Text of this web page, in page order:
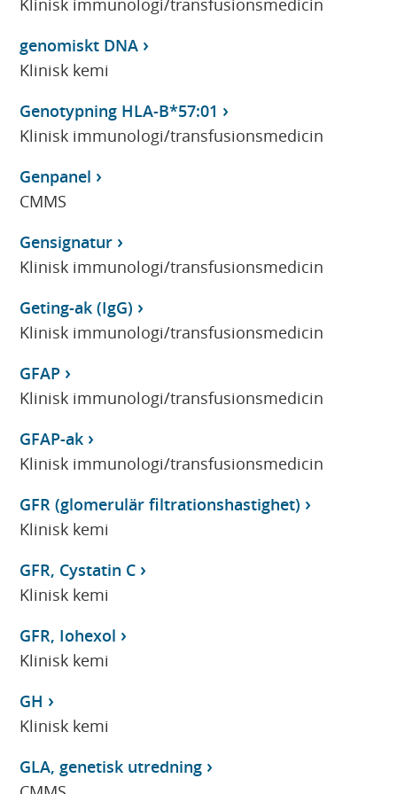
Klinisk immunologi/transfusionsmedicin
genomiskt DNA
Klinisk kemi
Genotypning HLA-B*57:01
Klinisk immunologi/transfusionsmedicin
Genpanel
CMMS
Gensignatur
Klinisk immunologi/transfusionsmedicin
Geting-ak (IgG)
Klinisk immunologi/transfusionsmedicin
GFAP
Klinisk immunologi/transfusionsmedicin
GFAP-ak
Klinisk immunologi/transfusionsmedicin
GFR (glomerulär filtrationshastighet)
Klinisk kemi
GFR, Cystatin C
Klinisk kemi
GFR, Iohexol
Klinisk kemi
GH
Klinisk kemi
GLA, genetisk utredning